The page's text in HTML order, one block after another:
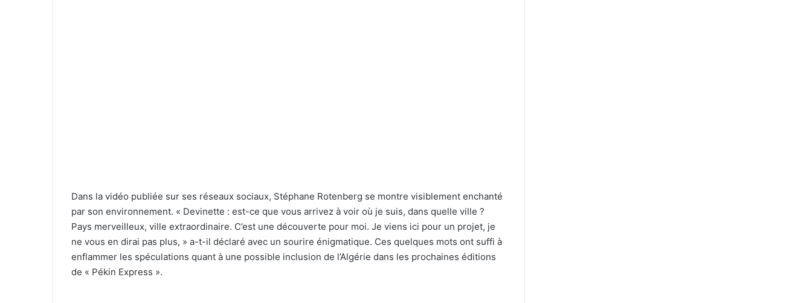
Dans la vidéo publiée sur ses réseaux sociaux, Stéphane Rotenberg se montre visiblement enchanté
par son environnement. « Devinette : est-ce que vous arrivez à voir où je suis, dans quelle ville ?
Pays merveilleux, ville extraordinaire. C’est une découverte pour moi. Je viens ici pour un projet, je
ne vous en dirai pas plus, » a-t-il déclaré avec un sourire énigmatique. Ces quelques mots ont suffi à
enflammer les spéculations quant à une possible inclusion de l’Algérie dans les prochaines éditions
de « Pékin Express ».